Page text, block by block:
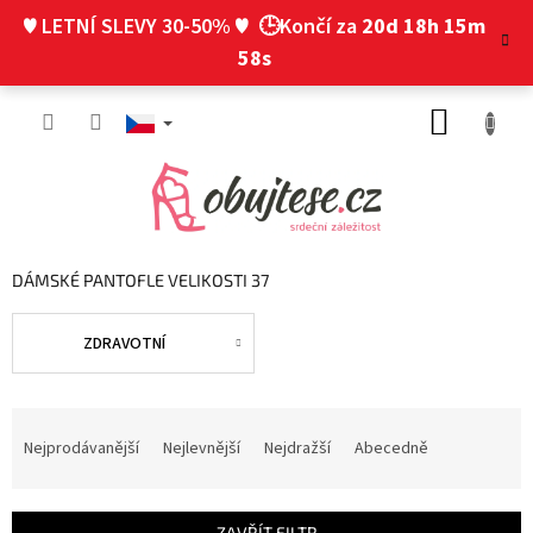
♥ LETNÍ SLEVY 30-50% ♥ 🕒Končí za 20d 18h 15m
57s
DÁMSKÉ PANTOFLE VELIKOSTI 37
ZDRAVOTNÍ
Nejprodávanější Nejlevnější Nejdražší Abecedně